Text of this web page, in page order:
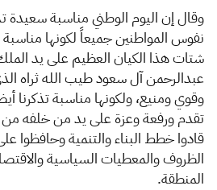
وقال إن اليوم الوطني مناسبة سعيدة
نفوس المواطنين جميعاً لكونها مناسبة
شتات هذا الكيان العظيم على يد
عبدالرحمن آل سعود طيب الله ثراه
وقوي ومنيع، ولكونها مناسبة تذكرنا
تقدم ورفعة وعزة على يد من خلفه من
قادوا خطط البناء والتنمية وحافظوا
الظروف والمعطيات السياسية
المنطقة.